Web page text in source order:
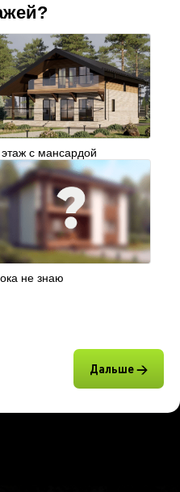
этаж с мансардой
не знаю
Дальше →